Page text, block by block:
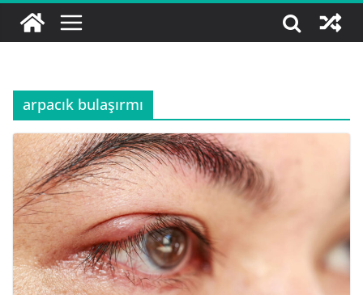
arpacık bulaşırmı